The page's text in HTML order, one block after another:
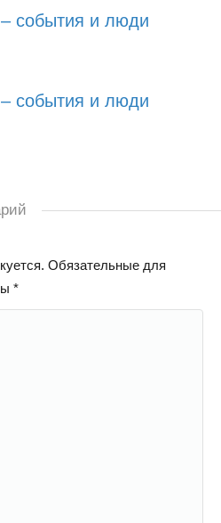
события и люди
события и люди
Обязательные для
*